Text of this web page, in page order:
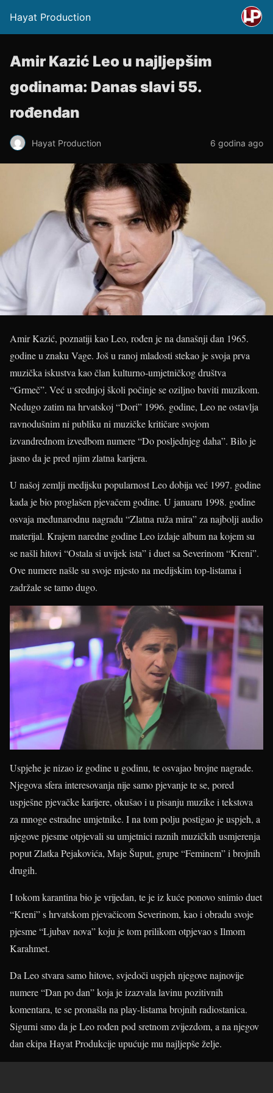
Hayat Production
Amir Kazić Leo u najljepšim
godinama: Danas slavi 55.
rođendan
Hayat Production 6 godina ago
Amir Kazić, poznatiji kao Leo, rođen je na današnji dan 1965.
godine u znaku Vage. Još u ranoj mladosti stekao je svoja prva
muzička iskustva kao član kulturno-umjetničkog društva
“Grmeč”. Već u srednjoj školi počinje se oziljno baviti muzikom.
Nedugo zatim na hrvatskoj “Dori” 1996. godine, Leo ne ostavlja
ravnodušnim ni publiku ni muzičke kritičare svojom
izvandrednom izvedbom numere “Do posljednjeg daha”. Bilo je
jasno da je pred njim zlatna karijera.
U našoj zemlji medijsku popularnost Leo dobija već 1997. godine
kada je bio proglašen pjevačem godine. U januaru 1998. godine
osvaja međunarodnu nagradu “Zlatna ruža mira” za najbolji audio
materijal. Krajem naredne godine Leo izdaje album na kojem su
se našli hitovi “Ostala si uvijek ista” i duet sa Severinom “Kreni”.
Ove numere našle su svoje mjesto na medijskim top-listama i
zadržale se tamo dugo.
Uspjehe je nizao iz godine u godinu, te osvajao brojne nagrade.
Njegova sfera interesovanja nije samo pjevanje te se, pored
uspješne pjevačke karijere, okušao i u pisanju muzike i tekstova
za mnoge estradne umjetnike. I na tom polju postigao je uspjeh, a
njegove pjesme otpjevali su umjetnici raznih muzičkih usmjerenja
poput Zlatka Pejakovića, Maje Šuput, grupe “Feminem” i brojnih
drugih.
I tokom karantina bio je vrijedan, te je iz kuće ponovo snimio duet
“Kreni” s hrvatskom pjevačicom Severinom, kao i obradu svoje
pjesme “Ljubav nova” koju je tom prilikom otpjevao s Ilmom
Karahmet.
Da Leo stvara samo hitove, svjedoči uspjeh njegove najnovije
numere “Dan po dan” koja je izazvala lavinu pozitivnih
komentara, te se pronašla na play-listama brojnih radiostanica.
Sigurni smo da je Leo rođen pod sretnom zvijezdom, a na njegov
dan ekipa Hayat Produkcije upućuje mu najljepše želje.